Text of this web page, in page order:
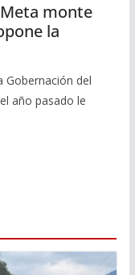
monte
la
Gobernación del
año pasado le